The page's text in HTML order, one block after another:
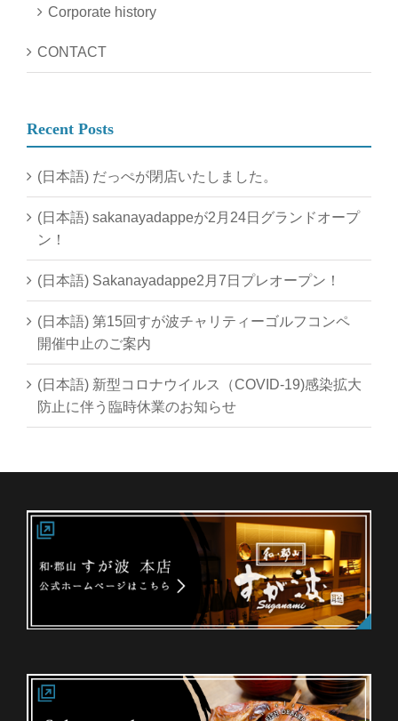
Corporate history
CONTACT
Recent Posts
(日本語) だっぺが閉店いたしました。
(日本語) sakanayadappeが2月24日グランドオープ
ン！
(日本語) Sakanayadappe2月7日プレオープン！
(日本語) 第15回すが波チャリティーゴルフコンペ
開催中止のご案内
(日本語) 新型コロナウイルス（COVID-19)感染拡大
防止に伴う臨時休業のお知らせ